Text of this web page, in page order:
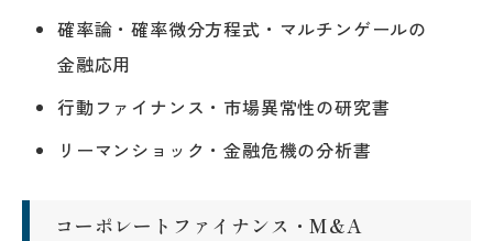
確率論・確率微分方程式・マルチンゲールの
金融応用
行動ファイナンス・市場異常性の研究書
リーマンショック・金融危機の分析書
コーポレートファイナンス・M&A